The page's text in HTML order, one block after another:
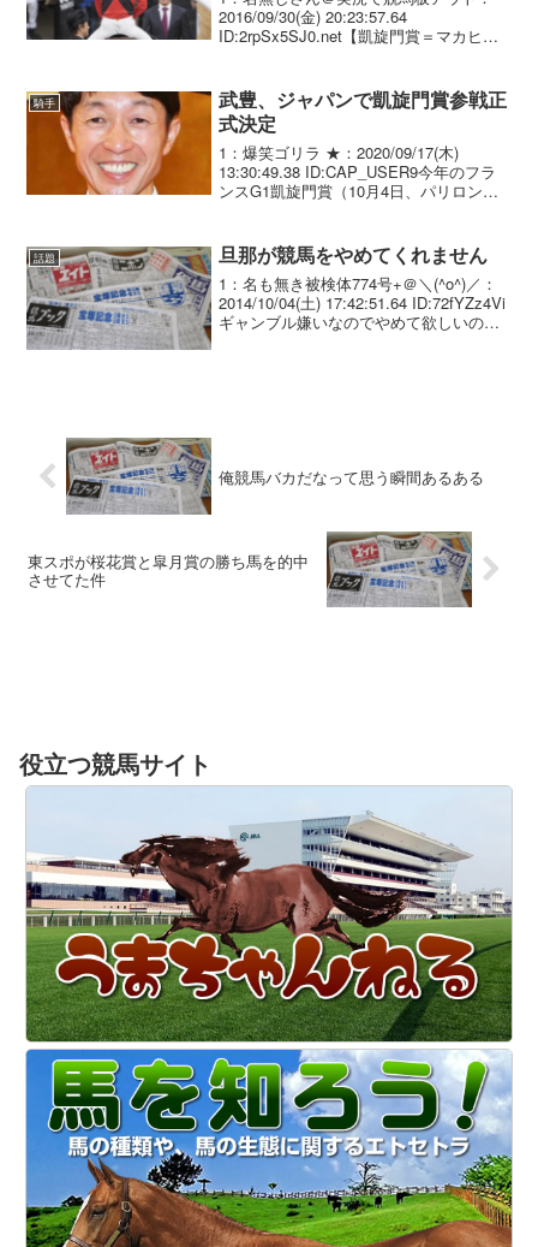
2016/09/30(金) 20:23:57.64
ID:2rpSx5SJ0.net【凱旋門賞＝マカヒキ
戦の話がなくなり、それなら...
騎手
武豊、ジャパンで凱旋門賞参戦正
式決定
1：爆笑ゴリラ ★：2020/09/17(木)
13:30:49.38 ID:CAP_USER9今年のフラ
ンスG1凱旋門賞（10月4日、パリロンシ
参戦することが17日...
話題 旦那が競馬をやめてくれません
1：名も無き被検体774号+＠＼(^o^)／：
2014/10/04(土) 17:42:51.64 ID:72fYZz4Vi
ギャンブル嫌いなのでやめて欲しいので
俺競馬バカだなって思う瞬間あるある
東スポが桜花賞と皐月賞の勝ち馬を的中
させてた件
役立つ競馬サイト